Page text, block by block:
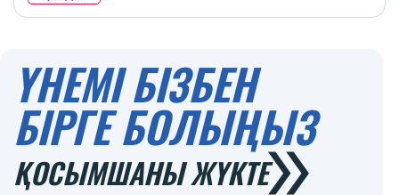
ҮНЕМІ БІЗБЕН
БІРГЕ БОЛЫҢЫЗ
ҚОСЫМШАНЫ ЖҮКТЕ